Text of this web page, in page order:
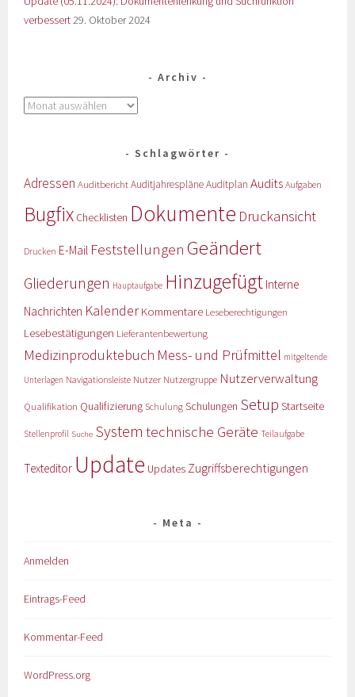
verbessert29. Oktober 2024
Archiv
Schlagwörter
Adressen AuditberichtAuditjahrespläneAuditplan Audits Aufgaben
Bugfix Checklisten Dokumente Druckansicht
Drucken E-Mail Feststellungen Geändert
Gliederungen Hauptaufgabe Hinzugefügt Interne
Nachrichten KalenderKommentare Leseberechtigungen
Lesebestätigungen Lieferantenbewertung
Medizinproduktebuch Mess- und Prüfmittel mitgeltende
Unterlagen Navigationsleiste Nutzer Nutzergruppe Nutzerverwaltung
Qualifikation Qualifizierung Schulung Schulungen Setup Startseite
Stellenprofil Suche System technische Geräte Teilaufgabe
Texteditor Update Updates Zugriffsberechtigungen
Meta
Anmelden
Eintrags-Feed
Kommentar-Feed
WordPress.org